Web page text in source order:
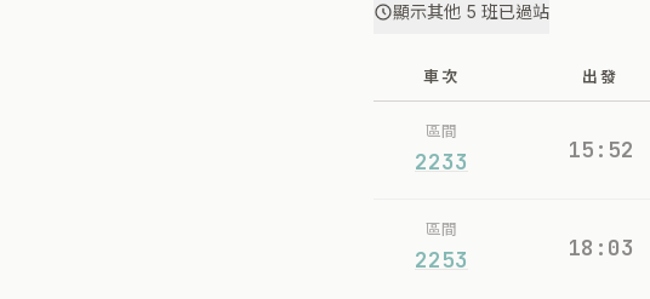
顯示其他 5 班已過站
車次 出發
區間
2233 15:52
區間
2253 18:03